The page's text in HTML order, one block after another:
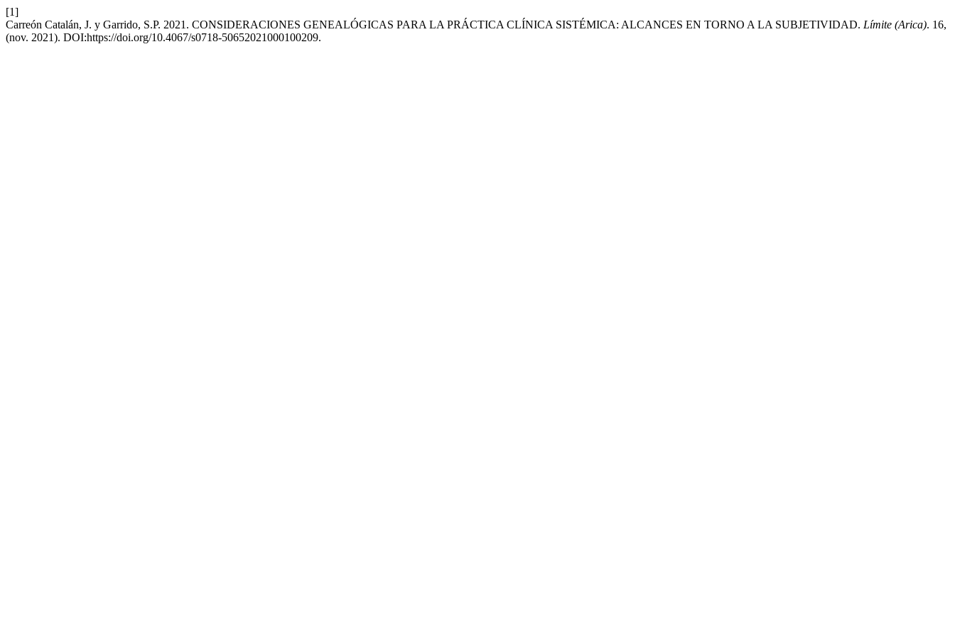
[1]
Carreón Catalán, J. y Garrido, S.P. 2021. CONSIDERACIONES GENEALÓGICAS PARA LA PRÁCTICA CLÍNICA SISTÉMICA: ALCANCES EN TORNO A LA SUBJETIVIDAD. Límite (Arica). 16,
(nov. 2021). DOI:https://doi.org/10.4067/s0718-50652021000100209.